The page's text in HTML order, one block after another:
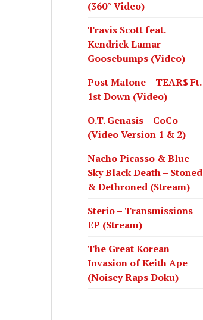
(360° Video)
Travis Scott feat.
Kendrick Lamar –
Goosebumps (Video)
Post Malone – TEAR$ Ft.
1st Down (Video)
O.T. Genasis – CoCo
(Video Version 1 & 2)
Nacho Picasso & Blue
Sky Black Death – Stoned
& Dethroned (Stream)
Sterio – Transmissions
EP (Stream)
The Great Korean
Invasion of Keith Ape
(Noisey Raps Doku)